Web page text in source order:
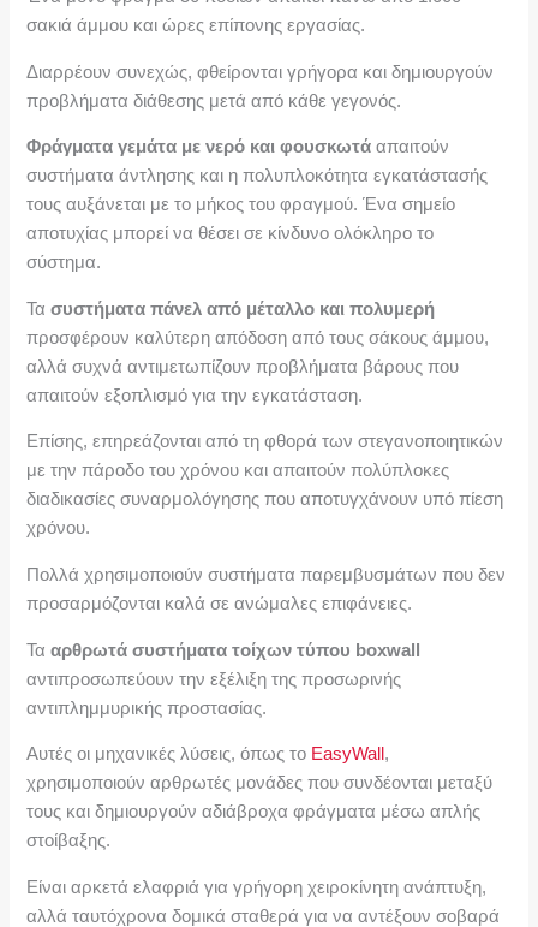
σακιά άμμου και ώρες επίπονης εργασίας.
Διαρρέουν συνεχώς, φθείρονται γρήγορα και δημιουργούν
προβλήματα διάθεσης μετά από κάθε γεγονός.
Φράγματα γεμάτα με νερό και φουσκωτά απαιτούν
συστήματα άντλησης και η πολυπλοκότητα εγκατάστασής
τους αυξάνεται με το μήκος του φραγμού. Ένα σημείο
αποτυχίας μπορεί να θέσει σε κίνδυνο ολόκληρο το
σύστημα.
Τασυστήματα πάνελ από μέταλλο και πολυμερή
προσφέρουν καλύτερη απόδοση από τους σάκους άμμου,
αλλά συχνά αντιμετωπίζουν προβλήματα βάρους που
απαιτούν εξοπλισμό για την εγκατάσταση.
Επίσης, επηρεάζονται από τη φθορά των στεγανοποιητικών
με την πάροδο του χρόνου και απαιτούν πολύπλοκες
διαδικασίες συναρμολόγησης που αποτυγχάνουν υπό πίεση
χρόνου.
Πολλά χρησιμοποιούν συστήματα παρεμβυσμάτων που δεν
προσαρμόζονται καλά σε ανώμαλες επιφάνειες.
Τααρθρωτά συστήματα τοίχων τύπου boxwall
αντιπροσωπεύουν την εξέλιξη της προσωρινής
αντιπλημμυρικής προστασίας.
Αυτές οι μηχανικές λύσεις, όπως το EasyWall ,
χρησιμοποιούν αρθρωτές μονάδες που συνδέονται μεταξύ
τους και δημιουργούν αδιάβροχα φράγματα μέσω απλής
στοίβαξης.
Είναι αρκετά ελαφριά για γρήγορη χειροκίνητη ανάπτυξη,
αλλά ταυτόχρονα δομικά σταθερά για να αντέξουν σοβαρά